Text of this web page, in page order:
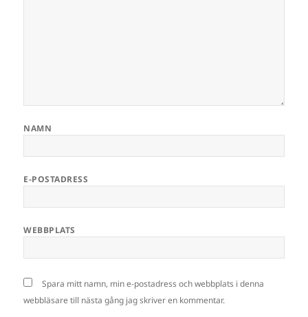
NAMN
E-POSTADRESS
WEBBPLATS
Spara mitt namn, min e-postadress och webbplats i denna
webbläsare till nästa gång jag skriver en kommentar.